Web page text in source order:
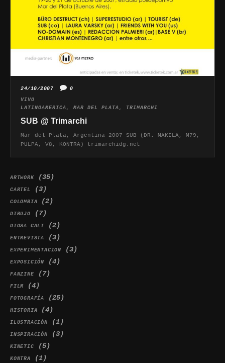
24/10/2007
0
VIVO
LATINOAMERICA, MAR DEL PLATA, TRIMARCHI
SUB @ Trimarchi
Mar del Plata, Argentina 2007 SUB (DR. MAKILA, M79,
PULPA, V8, KONTRA) trimarchidg.net
ARTWORK(35)
CARTEL (3)
COLOMBIA (2)
DIBUJO (7)
DIOSA CALI (2)
ENTREVISTA (3)
EXPERIMENTACION (3)
EXPOSICIÓN (4)
FANZINE (7)
FILM (4)
FOTOGRAFÍA (25)
HISTORIA (4)
ILUSTRACIÓN (1)
INSPIRACIÓN (3)
KINETIC (5)
KONTRA (1)